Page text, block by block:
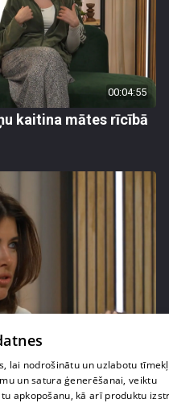
00:04:55
kaitina mātes rīcībā
Grauda par saziņas
lai nodrošinātu un uzlabotu
un satura ģenerēšanai, veiktu
apkopošanu, kā arī produktu